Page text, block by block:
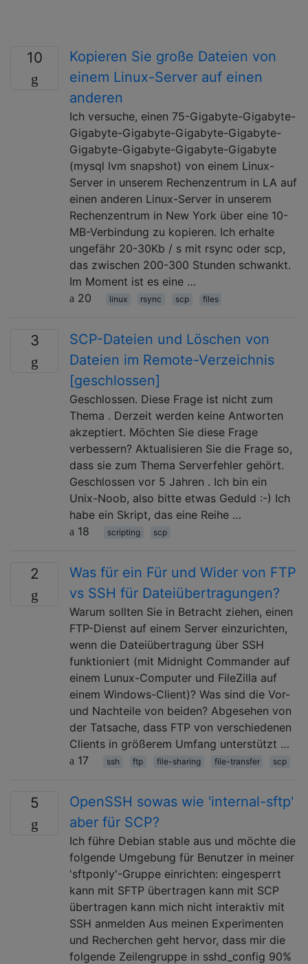
10
Kopieren Sie große Dateien von
einem Linux-Server auf einen
anderen
Ich versuche, einen 75-Gigabyte-Gigabyte-
Gigabyte-Gigabyte-Gigabyte-Gigabyte-
Gigabyte-Gigabyte-Gigabyte-Gigabyte
(mysql lvm snapshot) von einem Linux-
Server in unserem Rechenzentrum in LA auf
einen anderen Linux-Server in unserem
Rechenzentrum in New York über eine 10-
MB-Verbindung zu kopieren. Ich erhalte
ungefähr 20-30Kb / s mit rsync oder scp,
das zwischen 200-300 Stunden schwankt.
Im Moment ist es eine …
20
linux rsync scp files
3
SCP-Dateien und Löschen von
Dateien im Remote-Verzeichnis
[geschlossen]
Geschlossen. Diese Frage ist nicht zum
Thema . Derzeit werden keine Antworten
akzeptiert. Möchten Sie diese Frage
verbessern? Aktualisieren Sie die Frage so,
dass sie zum Thema Serverfehler gehört.
Geschlossen vor 5 Jahren . Ich bin ein
Unix-Noob, also bitte etwas Geduld :-) Ich
habe ein Skript, das eine Reihe …
18
scripting scp
2
Was für ein Für und Wider von FTP
vs SSH für Dateiübertragungen?
Warum sollten Sie in Betracht ziehen, einen
FTP-Dienst auf einem Server einzurichten,
wenn die Dateiübertragung über SSH
funktioniert (mit Midnight Commander auf
einem Lunux-Computer und FileZilla auf
einem Windows-Client)? Was sind die Vor-
und Nachteile von beiden? Abgesehen von
der Tatsache, dass FTP von verschiedenen
Clients in größerem Umfang unterstützt …
17
ssh ftp file-sharing file-transfer scp
5
OpenSSH sowas wie 'internal-sftp'
aber für SCP?
Ich führe Debian stable aus und möchte die
folgende Umgebung für Benutzer in meiner
'sftponly'-Gruppe einrichten: eingesperrt
kann mit SFTP übertragen kann mit SCP
übertragen kann mich nicht interaktiv mit
SSH anmelden Aus meinen Experimenten
und Recherchen geht hervor, dass mir die
folgende Zeilengruppe in sshd_config 90%